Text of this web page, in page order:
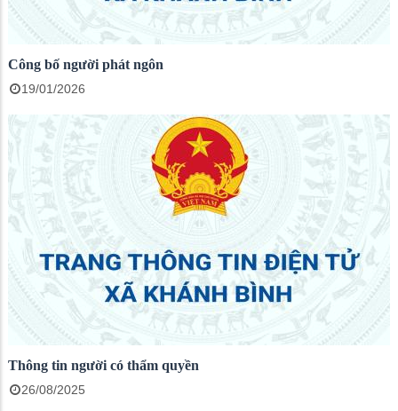
Công bố người phát ngôn
19/01/2026
Thông tin người có thẩm quyền
26/08/2025